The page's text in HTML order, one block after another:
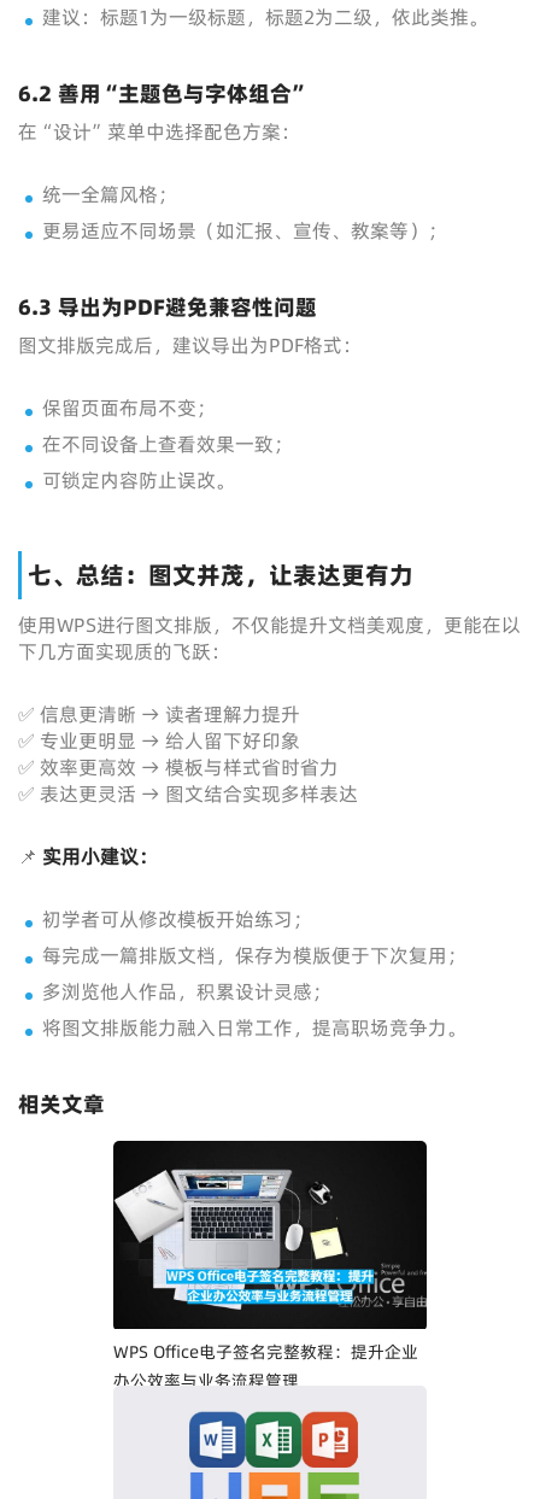
建议：标题1为一级标题，标题2为二级，依此类推。
6.2 善用“主题色与字体组合”
在“设计”菜单中选择配色方案：
统一全篇风格；
更易适应不同场景（如汇报、宣传、教案等）；
6.3 导出为PDF避免兼容性问题
图文排版完成后，建议导出为PDF格式：
保留页面布局不变；
在不同设备上查看效果一致；
可锁定内容防止误改。
七、总结：图文并茂，让表达更有力
使用WPS进行图文排版，不仅能提升文档美观度，更能在以
下几方面实现质的飞跃：
✅ 信息更清晰 → 读者理解力提升
✅ 专业更明显 → 给人留下好印象
✅ 效率更高效 → 模板与样式省时省力
✅ 表达更灵活 → 图文结合实现多样表达
📌 实用小建议：
初学者可从修改模板开始练习；
每完成一篇排版文档，保存为模版便于下次复用；
多浏览他人作品，积累设计灵感；
将图文排版能力融入日常工作，提高职场竞争力。
相关文章
WPS Office电子签名完整教程：提升企业
办公效率与业务流程管理